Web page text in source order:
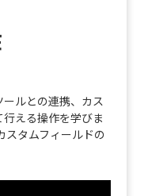
ルとの連携、カス
える操作を学びま
スタムフィールドの